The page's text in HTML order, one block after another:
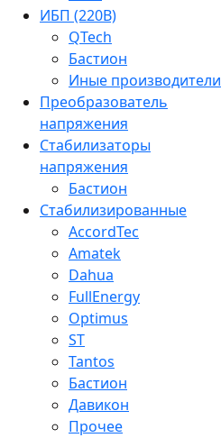
ИБП (220В)
QTech
Бастион
Иные производители
Преобразователь
напряжения
Стабилизаторы
напряжения
Бастион
Стабилизированные
AccordTec
Amatek
Dahua
FullEnergy
Optimus
ST
Tantos
Бастион
Давикон
Прочее